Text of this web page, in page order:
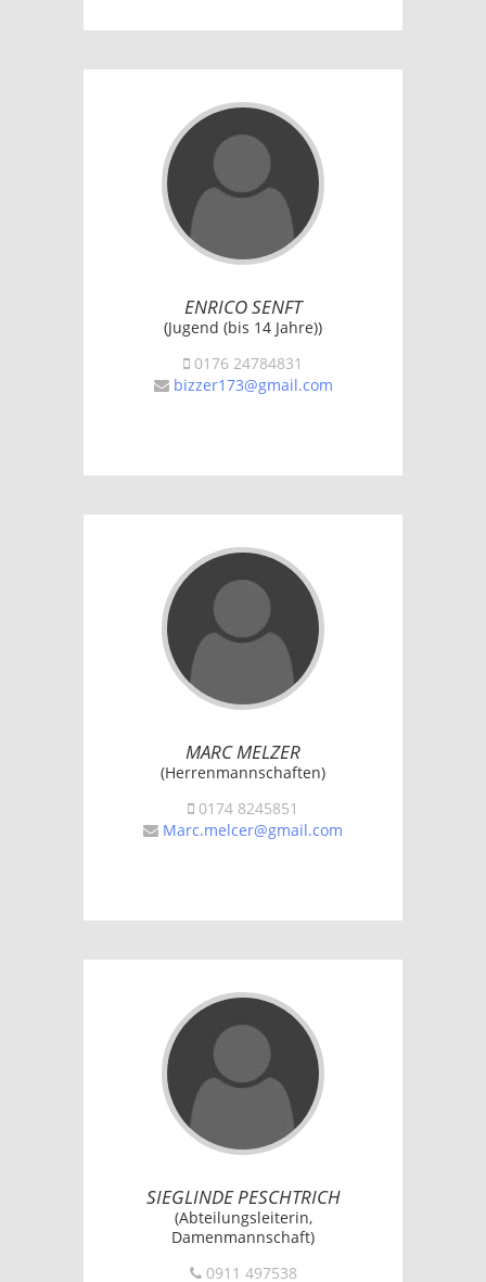
ENRICO SENFT
(Jugend (bis 14 Jahre))
0176 24784831
bizzer173@gmail.com
MARC MELZER
(Herrenmannschaften)
0174 8245851
Marc.melcer@gmail.com
SIEGLINDE PESCHTRICH
(Abteilungsleiterin,
Damenmannschaft)
0911 497538